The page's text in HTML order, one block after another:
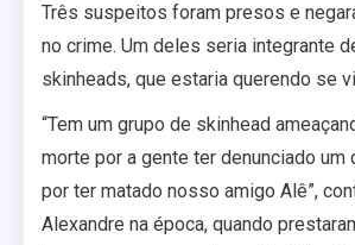
Três suspeitos foram presos e
no crime. Um deles seria integrante
skinheads, que estaria querendo se
“Tem um grupo de skinhead
morte por a gente ter denunciado um
por ter matado nosso amigo Alê”,
Alexandre na época, quando